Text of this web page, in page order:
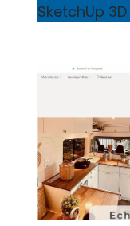
SketchUp 3D